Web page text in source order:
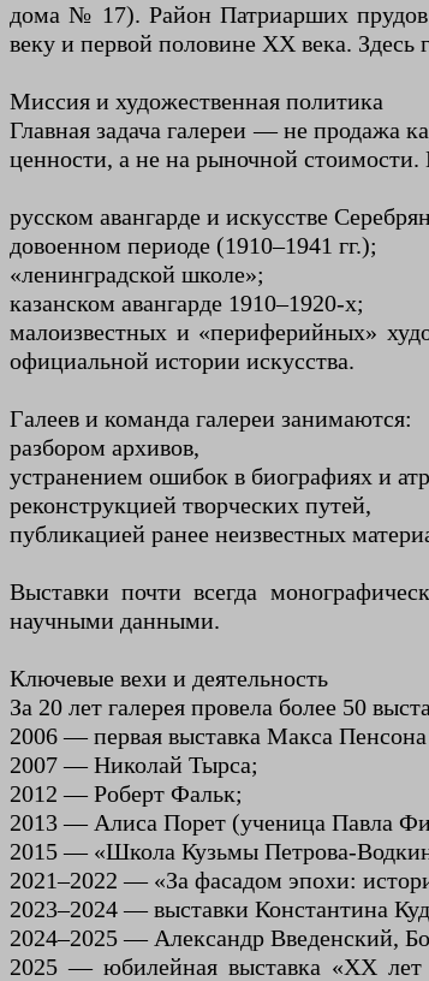
дома № 17). Район Патриарших прудов
веку и первой половине XX века. Здесь
Миссия и художественная политика
Главная задача галереи — не продажа
ценности, а не на рыночной стоимости.
русском авангарде и искусстве
довоенном периоде (1910–1941 гг.);
«ленинградской школе»;
казанском авангарде 1910–1920-х;
малоизвестных и «периферийных»
официальной истории искусства.
Галеев и команда галереи занимаются:
разбором архивов,
устранением ошибок в биографиях и
реконструкцией творческих путей,
публикацией ранее неизвестных
Выставки почти всегда
научными данными.
Ключевые вехи и деятельность
За 20 лет галерея провела более 50
2006 — первая выставка Макса
2007 — Николай Тырса;
2012 — Роберт Фальк;
2013 — Алиса Порет (ученица Павла
2015 — «Школа Кузьмы Петрова-
2021–2022 — «За фасадом эпохи:
2023–2024 — выставки Константина
2024–2025 — Александр Введенский,
2025 — юбилейная выставка «XX лет